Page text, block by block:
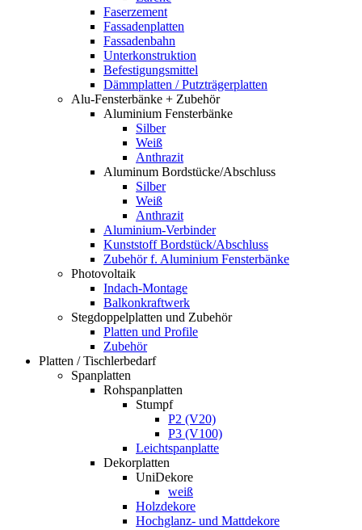
Faserzement
Fassadenplatten
Fassadenbahn
Unterkonstruktion
Befestigungsmittel
Dämmplatten / Putzträgerplatten
Alu-Fensterbänke + Zubehör
Aluminium Fensterbänke
Silber
Weiß
Anthrazit
Aluminum Bordstücke/Abschluss
Silber
Weiß
Anthrazit
Aluminium-Verbinder
Kunststoff Bordstück/Abschluss
Zubehör f. Aluminium Fensterbänke
Photovoltaik
Indach-Montage
Balkonkraftwerk
Stegdoppelplatten und Zubehör
Platten und Profile
Zubehör
Platten / Tischlerbedarf
Spanplatten
Rohspanplatten
Stumpf
P2 (V20)
P3 (V100)
Leichtspanplatte
Dekorplatten
UniDekore
weiß
Holzdekore
Hochglanz- und Mattdekore